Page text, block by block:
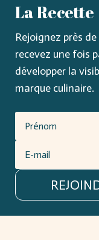
La Recette
Rejoignez près
recevez une fois
développer la
marque culinaire.